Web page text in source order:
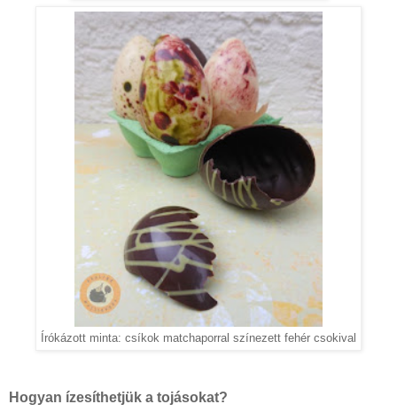
Írókázott minta: csíkok matchaporral színezett fehér csokival
Hogyan ízesíthetjük a tojásokat?